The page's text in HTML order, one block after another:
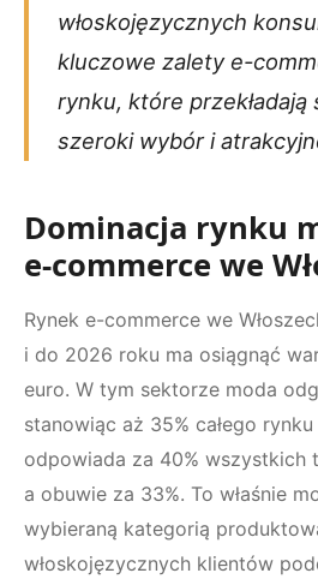
włoskojęzycznych
kluczowe zalety e-
rynku, które przekładają
szeroki wybór i
Dominacja rynku
e-commerce we
Rynek e-commerce we
i do 2026 roku ma osiągnąć
euro. W tym sektorze moda
stanowiąc aż 35% całego
odpowiada za 40% wszystkich
a obuwie za 33%. To właśnie
wybieraną kategorią
włoskojęzycznych klientów